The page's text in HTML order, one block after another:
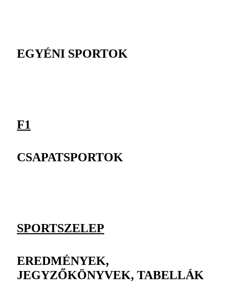
EGYÉNI SPORTOK
F1
CSAPATSPORTOK
SPORTSZELEP
EREDMÉNYEK,
JEGYZŐKÖNYVEK, TABELLÁK